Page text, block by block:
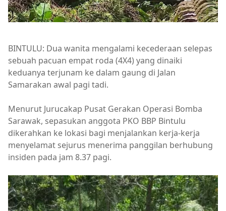
BINTULU: Dua wanita mengalami kecederaan selepas
sebuah pacuan empat roda (4X4) yang dinaiki
keduanya terjunam ke dalam gaung di Jalan
Samarakan awal pagi tadi.
Menurut Jurucakap Pusat Gerakan Operasi Bomba
Sarawak, sepasukan anggota PKO BBP Bintulu
dikerahkan ke lokasi bagi menjalankan kerja-kerja
menyelamat sejurus menerima panggilan berhubung
insiden pada jam 8.37 pagi.